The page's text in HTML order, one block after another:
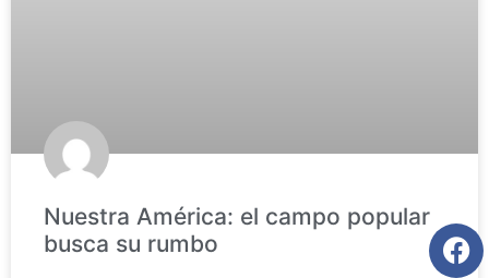
Nuestra América: el campo popular
busca su rumbo